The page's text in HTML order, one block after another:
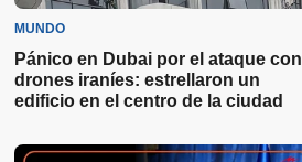
MUNDO
Pánico en Dubai por el ataque con
drones iraníes: estrellaron un
edificio en el centro de la ciudad